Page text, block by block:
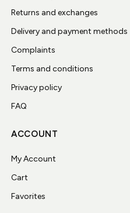
Returns and exchanges
Delivery and payment methods
Complaints
Terms and conditions
Privacy policy
FAQ
ACCOUNT
My Account
Cart
Favorites